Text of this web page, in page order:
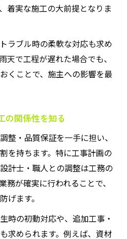
着実な施工の大前提となりま
ラブル時の柔軟な対応も求め
天で工程が遅れた場合でも、
くことで、施主への影響を最
の関係性を知る
整・品質保証を一手に担い、
を持ちます。特に工事計画の
計士・職人との調整は工務の
務が確実に行われることで、
げます。
時の初動対応や、追加工事・
求められます。例えば、資材